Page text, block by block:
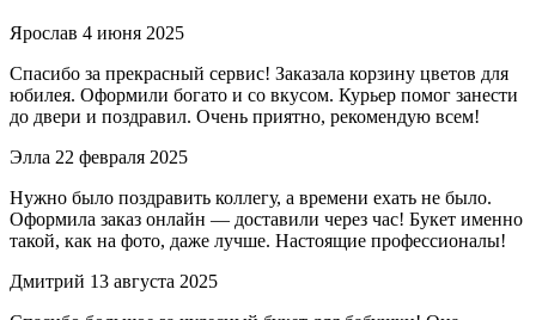
Ярослав 4 июня 2025
Спасибо за прекрасный сервис! Заказала корзину цветов для
юбилея. Оформили богато и со вкусом. Курьер помог занести
до двери и поздравил. Очень приятно, рекомендую всем!
Элла 22 февраля 2025
Нужно было поздравить коллегу, а времени ехать не было.
Оформила заказ онлайн — доставили через час! Букет именно
такой, как на фото, даже лучше. Настоящие профессионалы!
Дмитрий 13 августа 2025